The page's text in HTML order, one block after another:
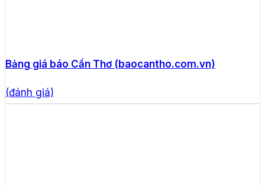
Bảng giá báo Cần Thơ (baocantho.com.vn)
(đánh giá)